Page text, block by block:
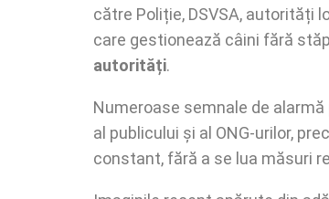
către Poliție, DSVSA, autorități
care gestionează câini fără
autorități.
Numeroase semnale de
al publicului și al ONG-urilor,
constant, fără a se lua măsuri